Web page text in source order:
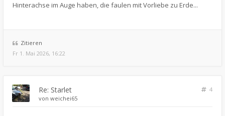
Hinterachse im Auge haben, die faulen mit Vorliebe zu Erde...
Zitieren
Fr 1. Mai 2026, 16:22
Re: Starlet
4
von weichei65